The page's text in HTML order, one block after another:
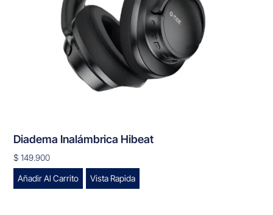
Diadema Inalámbrica Hibeat
$ 149.900
Añadir Al Carrito
Vista Rapida